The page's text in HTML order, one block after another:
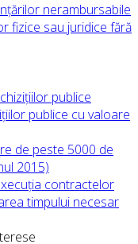
nerambursabile
fizice sau juridice fără
publice
publice cu valoare
de peste 5000 de
2015)
contractelor
timpului necesar